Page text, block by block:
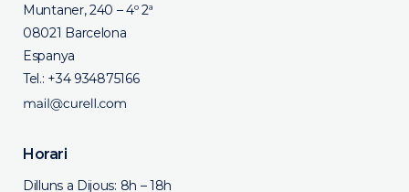
Muntaner, 240 – 4º 2ª
08021 Barcelona
Espanya
Tel.: +34 934875166
Horari
Dilluns a Dijous: 8h – 18h